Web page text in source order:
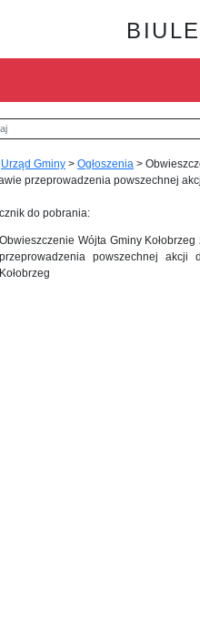
Urząd Gminy > Ogłoszenia >
przeprowadzenia powszechnej
do pobrania:
Obwieszczenie Wójta Gminy
przeprowadzenia powszechnej akcji
Kołobrzeg